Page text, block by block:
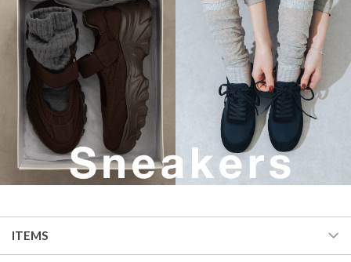
ITEMS